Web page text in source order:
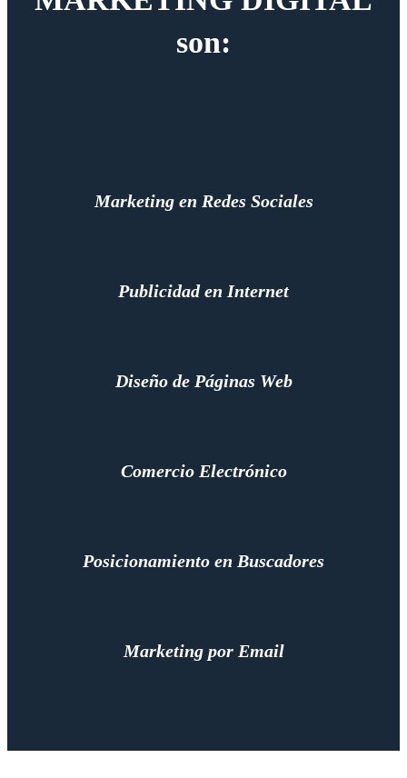
son:
Marketing en Redes Sociales
Publicidad en Internet
Diseño de Páginas Web
Comercio Electrónico
Posicionamiento en Buscadores
Marketing por Email